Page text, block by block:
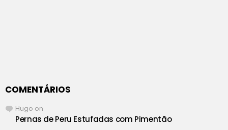
COMENTÁRIOS
Hugo on
Pernas de Peru Estufadas com Pimentão